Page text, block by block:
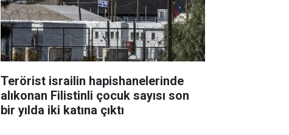
Terörist israilin hapishanelerinde
alıkonan Filistinli çocuk sayısı son
bir yılda iki katına çıktı